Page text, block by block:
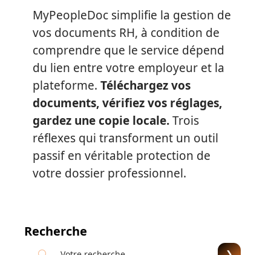
MyPeopleDoc simplifie la gestion de
vos documents RH, à condition de
comprendre que le service dépend
du lien entre votre employeur et la
plateforme. Téléchargez vos
documents, vérifiez vos réglages,
gardez une copie locale.Trois
réflexes qui transforment un outil
passif en véritable protection de
votre dossier professionnel.
Recherche